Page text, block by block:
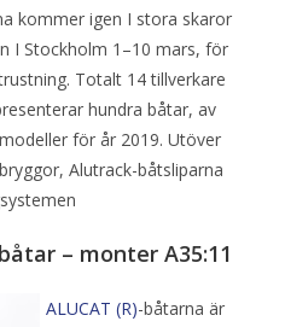
kommer igen I stora skaror
I Stockholm 1–10 mars, för
Totalt 14 tillverkare
hundra båtar, av
för år 2019. Utöver
Alutrack-båtsliparna
– monter A35:11
ALUCAT (R)-båtarna är